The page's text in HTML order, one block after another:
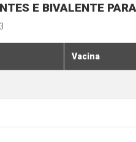
E BIVALENTE
Vacina